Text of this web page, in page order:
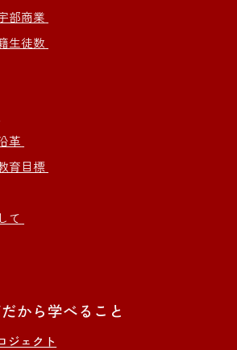
部商業
生徒数
革
育目標
て
から学べること
ジェクト